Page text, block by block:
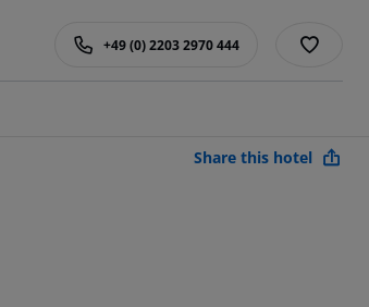
+49 (0) 2203 2970 444
Share this hotel